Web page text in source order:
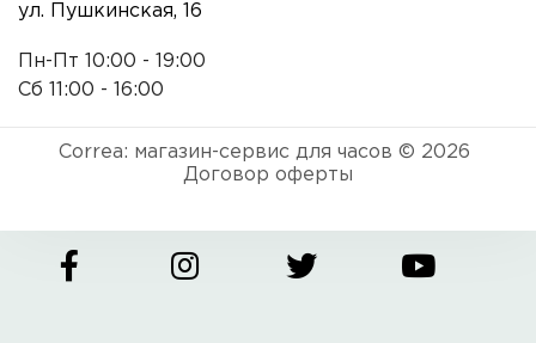
ул. Пушкинская, 16
Пн-Пт 10:00 - 19:00
Сб 11:00 - 16:00
Correa: магазин-сервис для часов © 2026
Договор оферты